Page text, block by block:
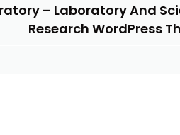
– Laboratory And
Research WordPress